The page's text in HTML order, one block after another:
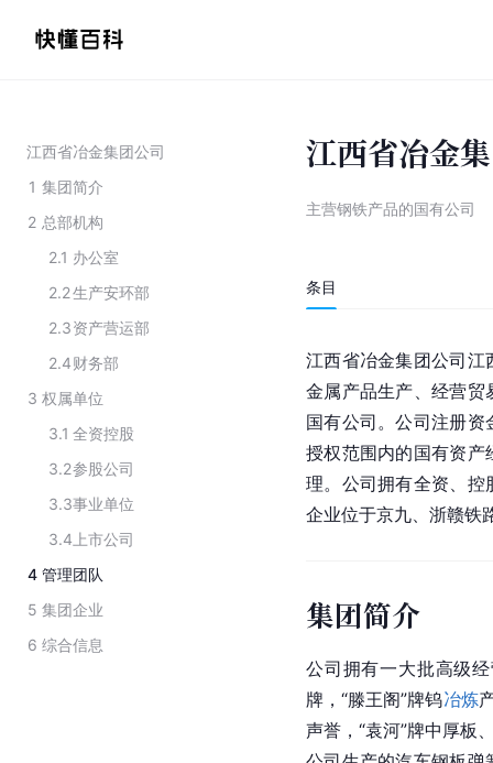
江西省冶金集团公司
1 集团简介
2 总部机构
2.1 办公室
2.2生产安环部
2.3资产营运部
2.4财务部
3 权属单位
3.1 全资控股
3.2参股公司
3.3事业单位
3.4 上市公司
4 管理团队
5 集团企业
6 综合信息
江西省冶金
主营钢铁产品的国有公司
条目
江西省冶金集团公司江
金属产品生产、经营贸
国有公司。公司注册
授权范围内的国有资产
理。公司拥有全资、控
企业位于京九、浙赣铁
集团简介
公司拥有一大批高级
牌，“滕王阁”牌钨冶炼
声誉，“袁河”牌中厚板